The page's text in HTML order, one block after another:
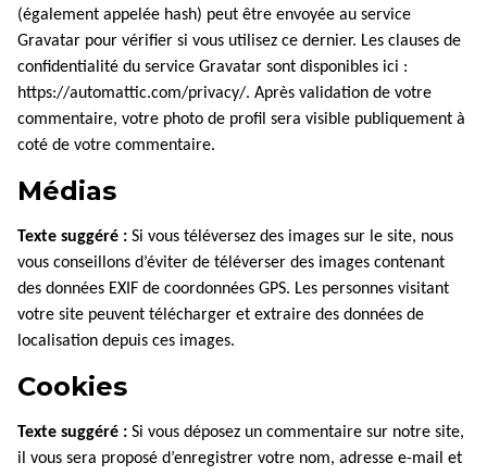
(également appelée hash) peut être envoyée au service
Gravatar pour vérifier si vous utilisez ce dernier. Les clauses de
confidentialité du service Gravatar sont disponibles ici :
https://automattic.com/privacy/. Après validation de votre
commentaire, votre photo de profil sera visible publiquement à
coté de votre commentaire.
Médias
Texte suggéré : Si vous téléversez des images sur le site, nous
vous conseillons d’éviter de téléverser des images contenant
des données EXIF de coordonnées GPS. Les personnes visitant
votre site peuvent télécharger et extraire des données de
localisation depuis ces images.
Cookies
Texte suggéré : Si vous déposez un commentaire sur notre site,
il vous sera proposé d’enregistrer votre nom, adresse e-mail et